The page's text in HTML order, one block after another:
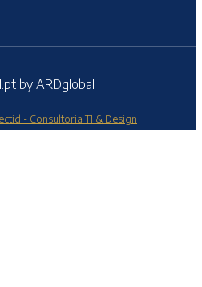
by ARDglobal
- Consultoria TI & Design